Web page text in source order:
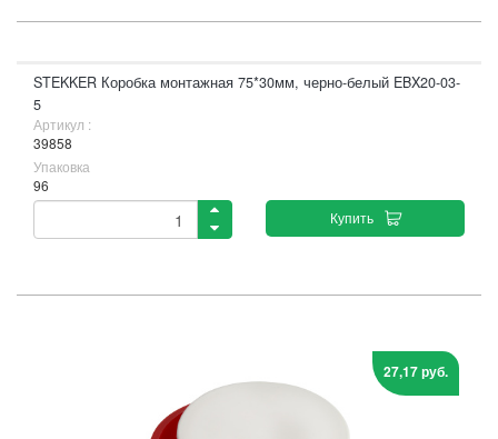
STEKKER Коробка монтажная 75*30мм, черно-белый EBX20-03-
5
Артикул :
39858
Упаковка
96
Купить
27,17 руб.